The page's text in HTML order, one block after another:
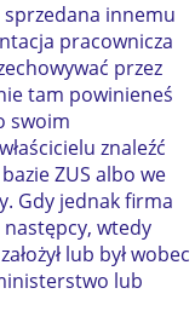
sprzedana innemu
pracownicza
przez
tam powinieneś
swoim
znaleźć
ZUS albo we
Gdy jednak firma
następcy, wtedy
lub był wobec
lub